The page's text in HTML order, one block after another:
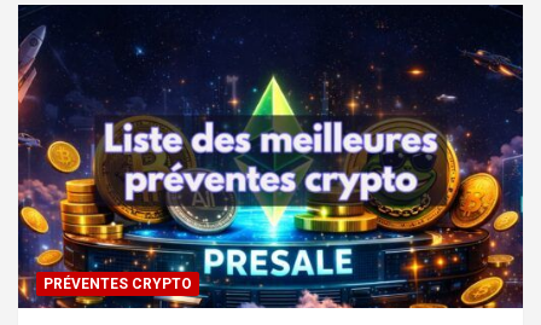
PRÉVENTES CRYPTO